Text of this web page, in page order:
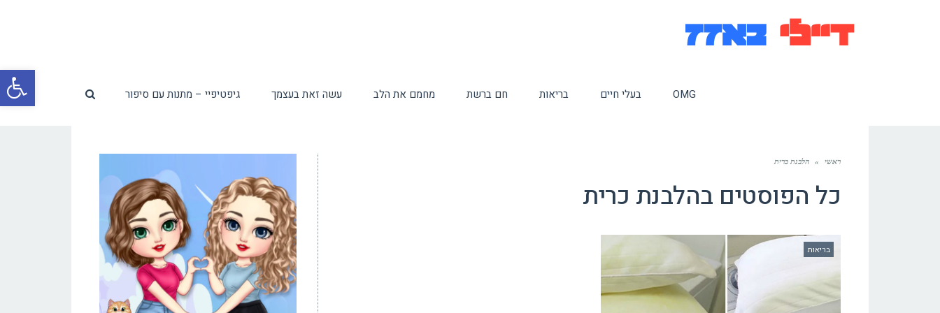
OMG בעלי חיים בריאות חם ברשת מחמם את הלב עשה זאת בעצמך גיפטיפיי – מתנות עם סיפור
ראשי » הלבנת כרית
כל הפוסטים בהלבנת כרית
בריאות